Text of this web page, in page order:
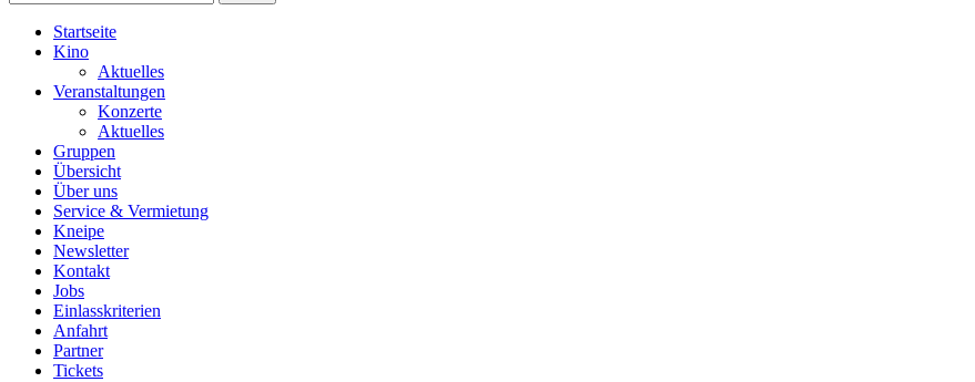
Startseite
Kino
Aktuelles
Veranstaltungen
Konzerte
Aktuelles
Gruppen
Übersicht
Über uns
Service & Vermietung
Kneipe
Newsletter
Kontakt
Jobs
Einlasskriterien
Anfahrt
Partner
Tickets